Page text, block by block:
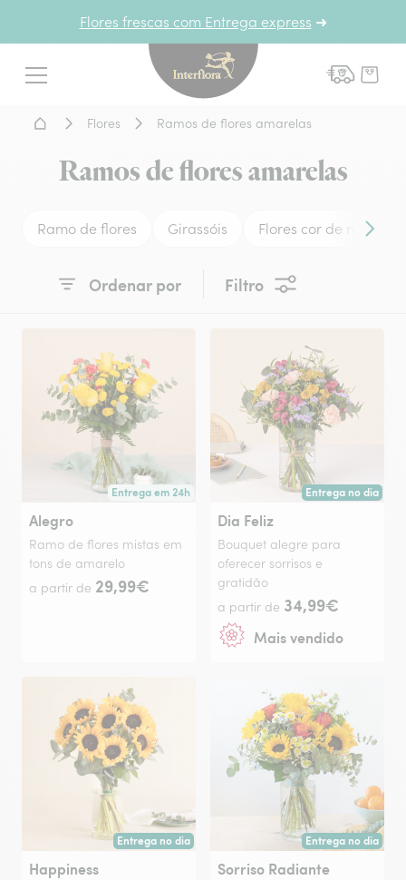
Flores frescas com Entrega express ➜
Menu
Interflora - entrega de
Home - Entrega de flores
Flores Ramos de flores amarelas
Ramos de flores amarelas
Ramo de flores Girassóis Flores cor de rosa
Ordenar por Filtro
Entrega em 24h
Entrega a partir de amanhã ou na data à tua escolha.
Alegro
Ramo de flores mistas em
tons de amarelo
a partir de 29,99€
Entrega no dia
Entrega hoje ou na
Dia Feliz
Bouquet alegre para
oferecer sorrisos e
gratidão
a partir de 34,99€
Mais vendido
Entrega no dia
Entrega hoje ou na data à tua escolha.
Happiness
Entrega no dia
Entrega hoje ou na
Sorriso Radiante